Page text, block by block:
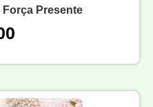
Força Presente